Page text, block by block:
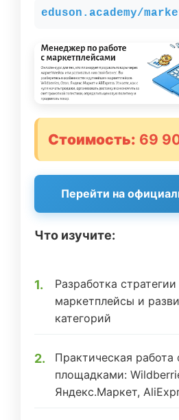
eduson.academy/
Стоимость: 69
Перейти на
Что изучите:
Разработка
маркетплейсы и
категорий
Практическая
площадками:
Яндекс.Маркет,